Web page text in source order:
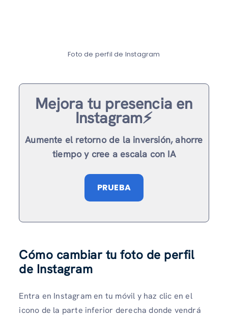
Foto de perfil de Instagram
Mejora tu presencia en
Instagram⚡️
Aumente el retorno de la inversión, ahorre
tiempo y cree a escala con IA
PRUEBA
Cómo cambiar tu foto de perfil
de Instagram
Entra en Instagram en tu móvil y haz clic en el
icono de la parte inferior derecha donde vendrá